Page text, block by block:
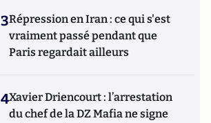
3Répression en Iran : ce qui s'est
vraiment passé pendant que
Paris regardait ailleurs
4Xavier Driencourt : l’arrestation
du chef de la DZ Mafia ne signe